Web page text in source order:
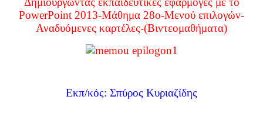
PowerPoint 2013-Μάθημα 28ο-Μενού επιλογών-
Αναδυόμενες καρτέλες-(Βιντεομαθήματα)
Εκπ/κός: Σπύρος Κυριαζίδης